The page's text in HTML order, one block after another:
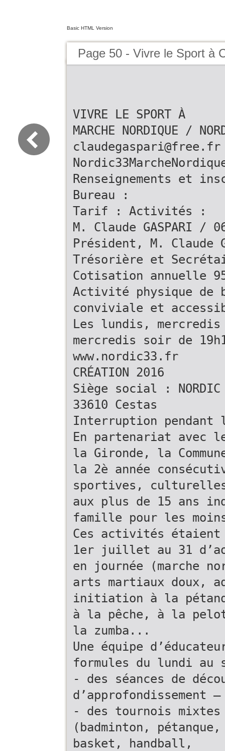
Basic HTML Version
Page 50 - Vivre le Sport à
VIVRE LE SPORT À
MARCHE NORDIQUE /
Renseignements et
Bureau :
Tarif : Activités :
M. Claude GASPARI /
Président, M. Claude
Trésorière et
Cotisation annuelle
Activité physique de
conviviale et
Les lundis,
mercredis soir de
www.nordic33.fr
CRÉATION 2016
Siège social :
33610 Cestas
Interruption pendant
En partenariat avec
la Gironde, la
la 2è année
sportives,
aux plus de 15 ans
famille pour les
Ces activités étaient
1er juillet au 31
en journée (marche
arts martiaux doux,
initiation à la
à la pêche, à la
la zumba...
Une équipe
formules du lundi au
- des séances de
d’approfondissement
- des tournois
(badminton,
basket, handball,